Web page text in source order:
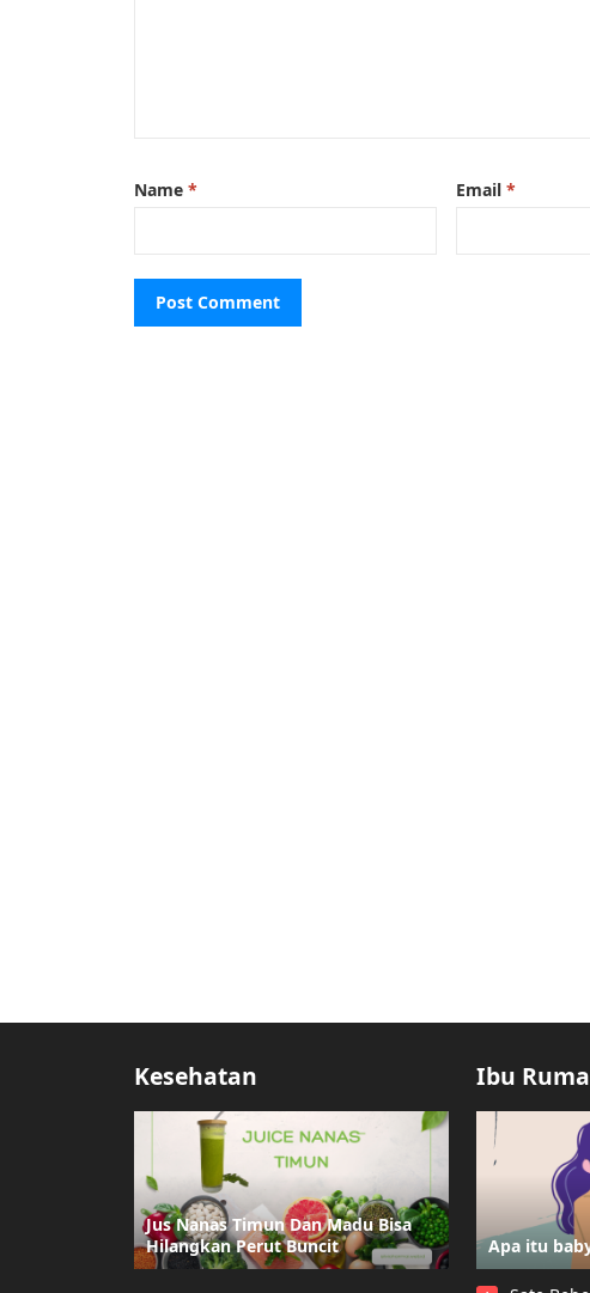
Name * Email *
Kesehatan
Jus Nanas Timun Dan Madu Bisa
Hilangkan Perut Buncit
Ibu
Apa itu